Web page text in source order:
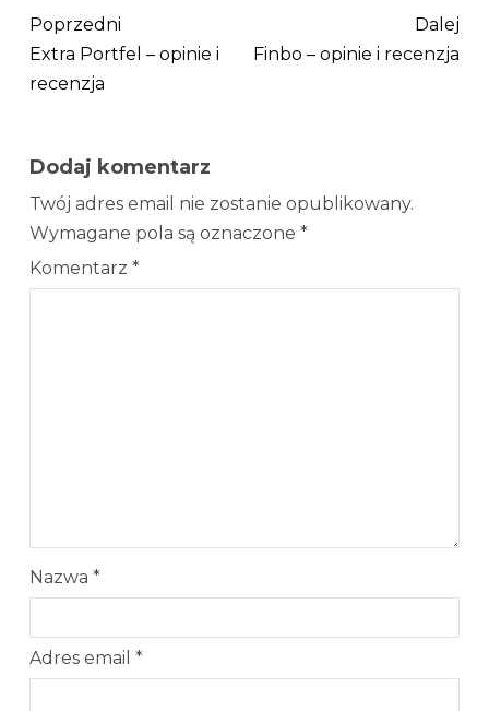
Poprzedni
Extra Portfel – opinie i
recenzja
Dalej
Finbo – opinie i recenzja
Dodaj komentarz
Twój adres email nie zostanie opublikowany.
Wymagane pola są oznaczone *
Komentarz *
Nazwa *
Adres email *